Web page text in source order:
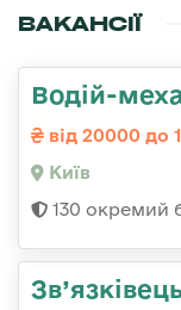
ВАКАНСІЇ
Водій-
від 20000 до
Київ
130 окремий